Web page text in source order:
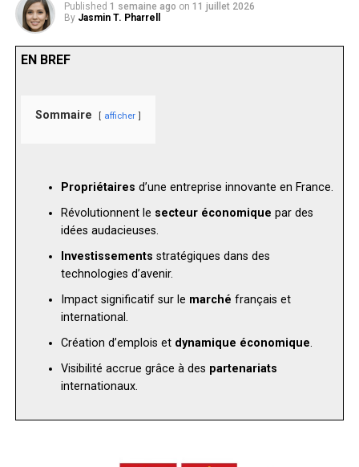
Published 1 semaine ago on 11 juillet 2026
By Jasmin T. Pharrell
EN BREF
Sommaire afficher
Propriétaires d’une entreprise innovante en France.
Révolutionnent le secteur économique par des
idées audacieuses.
Investissements stratégiques dans des
technologies d’avenir.
Impact significatif sur le marché français et
international.
Création d’emplois et dynamique économique.
Visibilité accrue grâce à des partenariats
internationaux.